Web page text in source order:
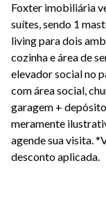
Foxter imobiliária
suítes, sendo 1
living para dois
cozinha e área de
elevador social no
com área social,
garagem +
meramente
agende sua visita.
desconto aplicada.